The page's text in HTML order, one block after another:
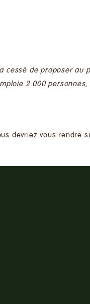
cessé de proposer
2 000
devriez vous rendre